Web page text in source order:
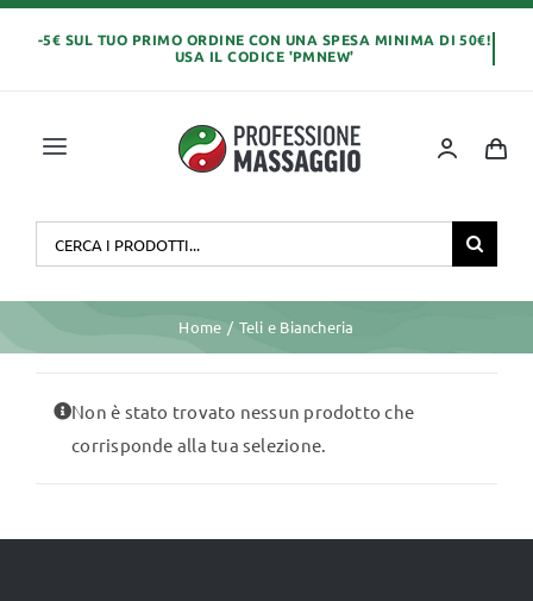
Salta
Toggle
ABBIGLIAMENTO
Cerca
per:
Home Teli e Biancheria
Non è stato trovato nessun prodotto che
corrisponde alla tua selezione.